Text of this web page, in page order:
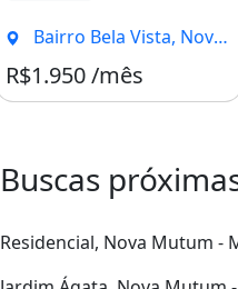
Bairro Bela Vista, Nova Mutum - MT
R$1.950 /mês
Buscas
Residencial, Nova Mutum -